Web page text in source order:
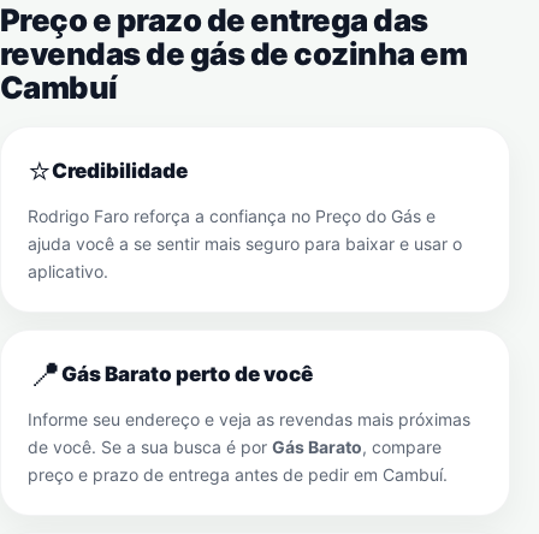
Preço e prazo de entrega das
revendas de gás de cozinha em
Cambuí
⭐Credibilidade
Rodrigo Faro reforça a confiança no Preço do Gás e
ajuda você a se sentir mais seguro para baixar e usar o
aplicativo.
📍Gás Barato perto de você
Informe seu endereço e veja as revendas mais próximas
de você. Se a sua busca é por Gás Barato, compare
preço e prazo de entrega antes de pedir em Cambuí.